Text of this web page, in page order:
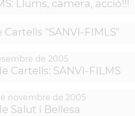
Llums, càmera, acció!!!
"SANVI-FIMLS"
de 2005
Cartells: SANVI-FILMS
novembre de 2005
Salut i Bellesa